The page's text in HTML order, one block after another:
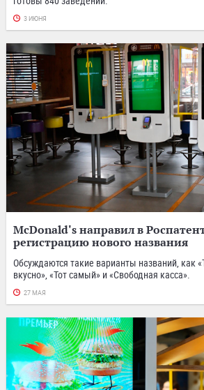
3 ИЮНЯ
McDonald's направил в
регистрацию нового названия
Обсуждаются такие варианты названий, как
вкусно», «Тот самый» и «Свободная касса».
27 МАЯ